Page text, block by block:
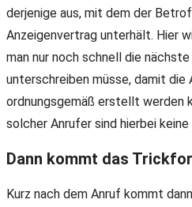
derjenige aus, mit dem der
Anzeigenvertrag unterhält. Hier
man nur noch schnell die
unterschreiben müsse, damit die
ordnungsgemäß erstellt werden
solcher Anrufer sind hierbei
Dann kommt das
Kurz nach dem Anruf kommt